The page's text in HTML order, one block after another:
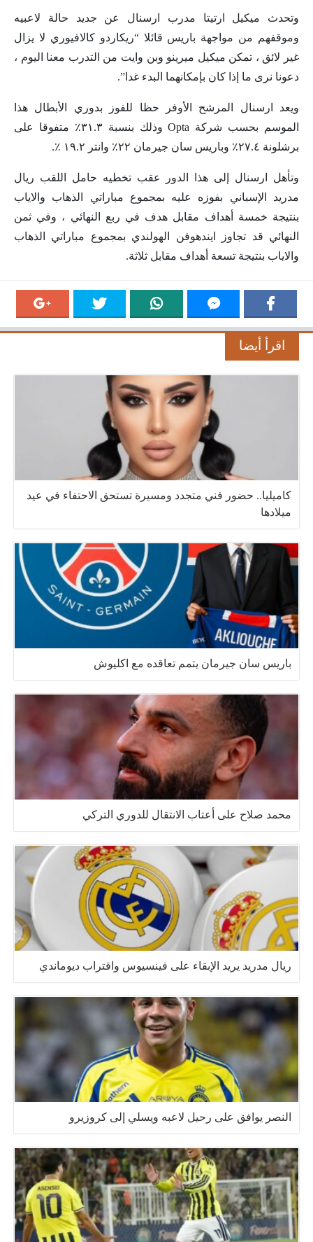
وتحدث ميكيل ارتيتا مدرب ارسنال عن جديد حالة لاعبيه
وموقفهم من مواجهة باريس قائلا “ريكاردو كالافيوري لا يزال
غير لائق ، تمكن ميكيل ميرينو وبن وايت من التدرب معنا اليوم ،
دعونا نرى ما إذا كان بإمكانهما البدء غدا”.
ويعد ارسنال المرشح الأوفر حظا للفوز بدوري الأبطال هذا
الموسم بحسب شركة Opta وذلك بنسبة ٣١.٣٪ متفوقا على
برشلونة ٢٧.٤٪ وباريس سان جيرمان ٢٢٪ وانتر ١٩.٢ ٪.
وتأهل ارسنال إلى هذا الدور عقب تخطيه حامل اللقب ريال
مدريد الإسباني بفوزه عليه بمجموع مباراتي الذهاب والاياب
بنتيجة خمسة أهداف مقابل هدف في ربع النهائي ، وفي ثمن
النهائي قد تجاوز ايندهوفن الهولندي بمجموع مباراتي الذهاب
والاياب بنتيجة تسعة أهداف مقابل ثلاثة.
اقرأ أيضا
كاميليا.. حضور فني متجدد ومسيرة تستحق الاحتفاء في عيد
ميلادها
باريس سان جيرمان يتمم تعاقده مع اكليوش
محمد صلاح على أعتاب الانتقال للدوري التركي
ريال مدريد يريد الإبقاء على فينسيوس واقتراب ديوماندي
النصر يوافق على رحيل لاعبه ويسلي إلى كروزيرو